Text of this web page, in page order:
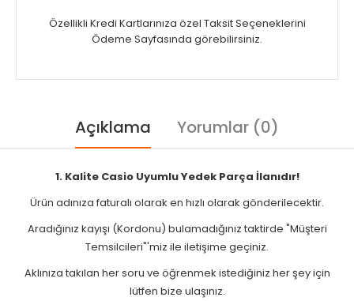
Özellikli Kredi Kartlarınıza özel Taksit Seçeneklerini
Ödeme Sayfasında görebilirsiniz.
Açıklama Yorumlar (0)
1. Kalite Casio Uyumlu Yedek Parça İlanıdır!
Ürün adınıza faturalı olarak en hızlı olarak gönderilecektir.
Aradığınız kayışı (Kordonu) bulamadığınız taktirde "Müşteri
Temsilcileri"'miz ile iletişime geçiniz.
Aklınıza takılan her soru ve öğrenmek istediğiniz her şey için
lütfen bize ulaşınız.